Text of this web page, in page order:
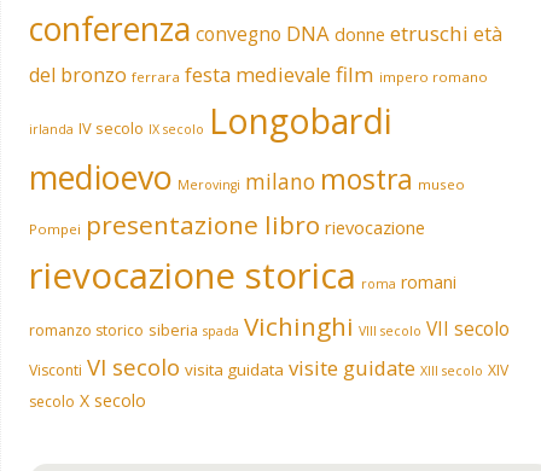
conferenza convegno DNA donne etruschi età
del bronzo ferrara festa medievale film impero romano
irlanda IV secolo IX secolo Longobardi
medioevo Merovingi milano mostra museo
Pompei presentazione libro rievocazione
rievocazione storica roma romani
romanzo storico siberia spada Vichinghi VIII secolo VII secolo
Visconti VI secolo visita guidata visite guidate XIII secolo XIV
secolo X secolo